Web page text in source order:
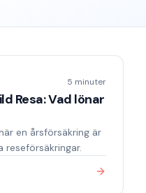
5 minuter
Resa: Vad lönar
en årsförsäkring är
reseförsäkringar.